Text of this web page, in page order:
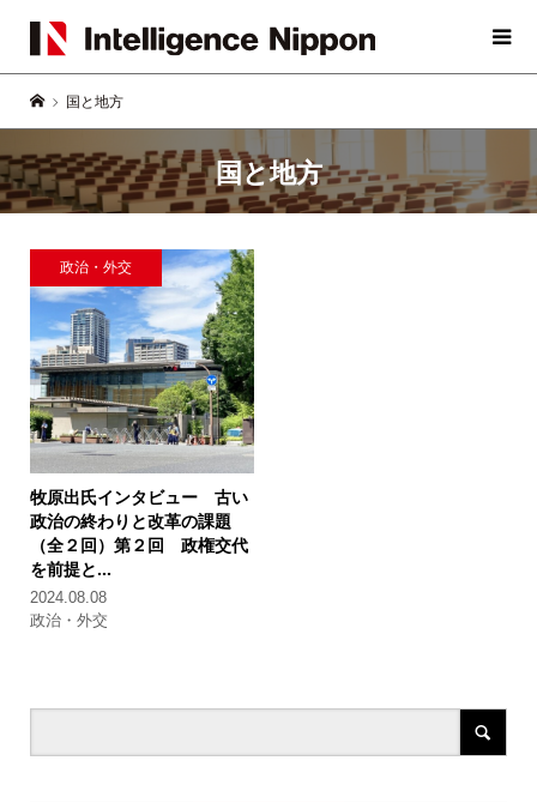
国と地方
国と地方
政治・外交
牧原出氏インタビュー 古い
政治の終わりと改革の課題
（全２回） 第２回 政権交代
を前提と...
2024.08.08
政治・外交